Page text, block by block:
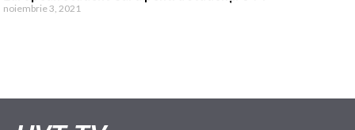
noiembrie 3, 2021